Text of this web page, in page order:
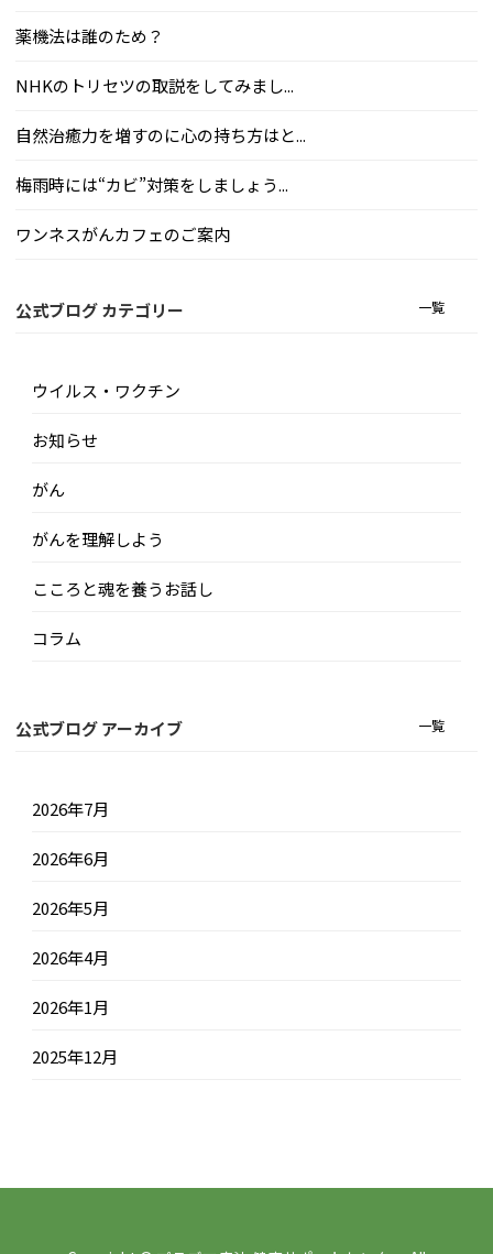
薬機法は誰のため？
NHKのトリセツの取説をしてみまし...
自然治癒力を増すのに心の持ち方はと...
梅雨時には“カビ”対策をしましょう...
ワンネスがんカフェのご案内
公式ブログ カテゴリー 一覧
ウイルス・ワクチン
お知らせ
がん
がんを理解しよう
こころと魂を養うお話し
コラム
公式ブログ アーカイブ 一覧
2026年7月
2026年6月
2026年5月
2026年4月
2026年1月
2025年12月